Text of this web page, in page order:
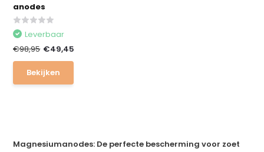
anodes
Leverbaar
€98,95 €49,45
Bekijken
Magnesiumanodes: De perfecte bescherming voor zoet